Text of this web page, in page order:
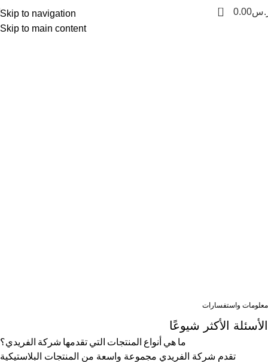
Skip to navigation
Skip to main content
0 0.00
معلومات واستفسارات
الأسئلة الأكثر شيوعًا
ما هي أنواع المنتجات التي تقدمها شركة الفريدي؟
تقدم شركة الفريدي مجموعة واسعة من المنتجات البلاستيكية